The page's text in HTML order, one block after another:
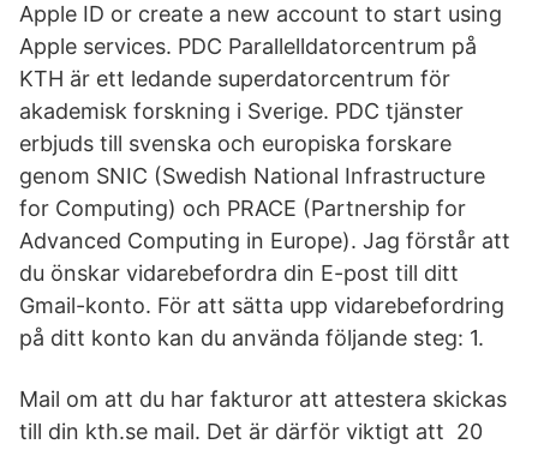
Apple ID or create a new account to start using
Apple services. PDC Parallelldatorcentrum på
KTH är ett ledande superdatorcentrum för
akademisk forskning i Sverige. PDC tjänster
erbjuds till svenska och europiska forskare
genom SNIC (Swedish National Infrastructure
for Computing) och PRACE (Partnership for
Advanced Computing in Europe). Jag förstår att
du önskar vidarebefordra din E-post till ditt
Gmail-konto. För att sätta upp vidarebefordring
på ditt konto kan du använda följande steg: 1.
Mail om att du har fakturor att attestera skickas
till din kth.se mail. Det är därför viktigt att 20